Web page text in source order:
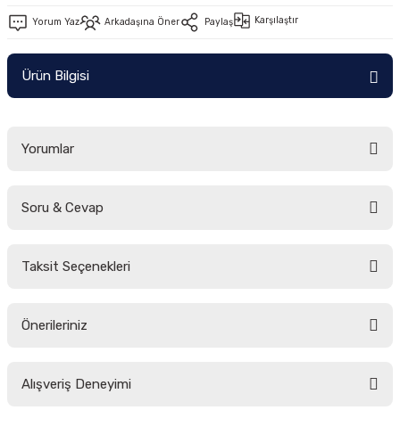
Yorum Yaz Arkadaşına Öner Paylaş Karşılaştır
Ürün Bilgisi
Yorumlar
Soru & Cevap
Taksit Seçenekleri
Önerileriniz
yetersiz gördüğünüz noktaları öneri formunu kullanarak tarafımıza
Alışveriş Deneyimi